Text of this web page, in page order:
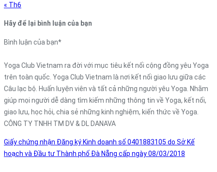
« Th6
Hãy để lại bình luận của bạn
Bình luận của bạn*
Yoga Club Vietnam ra đời với mục tiêu kết nối cộng đồng yêu Yoga
trên toàn quốc. Yoga Club Vietnam là nơi kết nối giao lưu giữa các
Câu lạc bộ. Huấn luyện viên và tất cả những người yêu Yoga. Nhằm
giúp mọi người dễ dàng tìm kiếm những thông tin về Yoga, kết nối,
giao lưu, học hỏi, chia sẻ những kinh nghiệm, kiến thức về Yoga.
CÔNG TY TNHH TM DV & DL DANAVA
Giấy chứng nhận Đăng ký Kinh doanh số 0401883105 do Sở Kế
hoạch và Đầu tư Thành phố Đà Nẵng cấp ngày 08/03/2018